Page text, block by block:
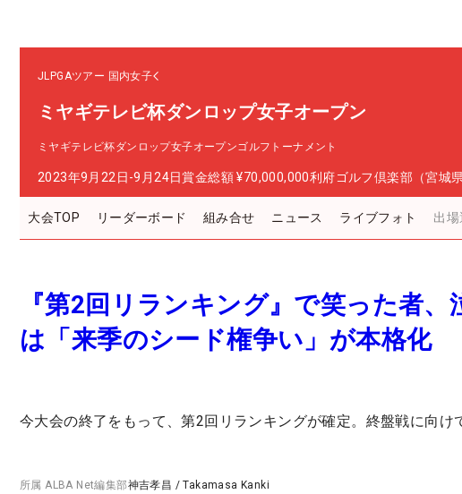
JLPGAツアー 国内女子
ミヤギテレビ杯ダンロップ女子オープン
ミヤギテレビ杯ダンロップ女子オープンゴルフトーナメント
2023年9月22日-9月24日賞金総額 ¥70,000,000利府ゴルフ倶楽部（宮城県
大会TOP リーダーボード 組み合せ ニュース ライブフォト 出場
『第2回リランキング』で笑った者
は「来季のシード権争い」が本格化
今大会の終了をもって、第2回リランキングが確定。終盤戦に向け
所属ALBA Net編集部神吉孝昌 /Takamasa Kanki